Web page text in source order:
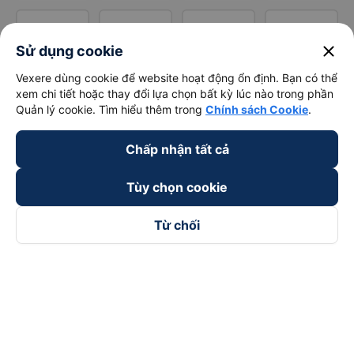
Sử dụng cookie close
Vexere dùng cookie để website hoạt động ổn định. Bạn có thể
xem chi tiết hoặc thay đổi lựa chọn bất kỳ lúc nào trong phần
Quản lý cookie. Tìm hiểu thêm trong Chính sách Cookie.
Chấp nhận tất cả
Tùy chọn cookie
Từ chối